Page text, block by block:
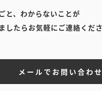
と、わからないことが
したらお気軽にご連絡くださ
メールでお問い合わせ